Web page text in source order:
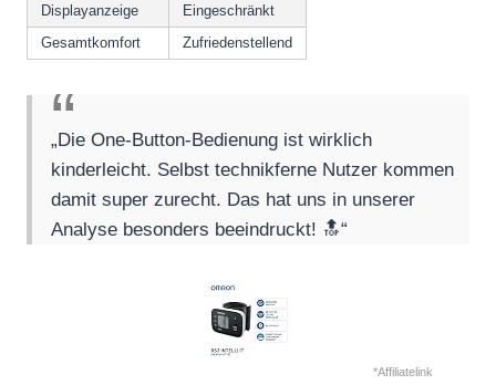
Displayanzeige
Eingeschränkt
Gesamtkomfort
Zufriedenstellend
„Die One-Button-Bedienung ist wirklich
kinderleicht. Selbst technikferne Nutzer kommen
damit super zurecht. Das hat uns in unserer
Analyse besonders beeindruckt! 🔝“
*Affiliatelink